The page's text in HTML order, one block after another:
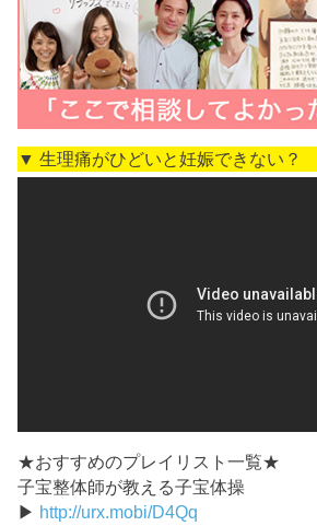
▼ 生理痛がひどいと妊娠できない？
★おすすめのプレイリスト一覧★
子宝整体師が教える子宝体操
▶ http://urx.mobi/D4Qq